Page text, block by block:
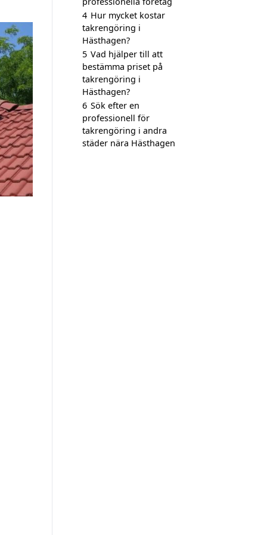
4 Hur mycket kostar
takrengöring i
Hästhagen?
5 Vad hjälper till att
bestämma priset på
takrengöring i
Hästhagen?
6 Sök efter en
professionell för
takrengöring i andra
städer nära Hästhagen